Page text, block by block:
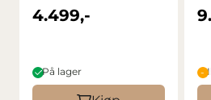
4.499,-
På lager